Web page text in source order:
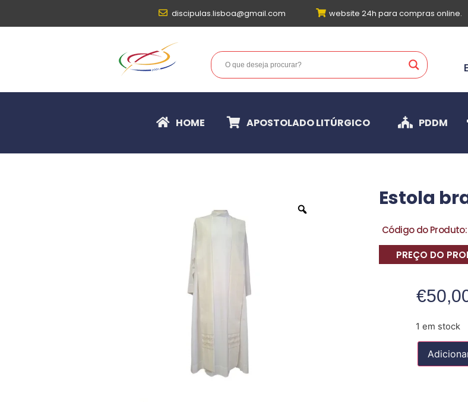
discipulas.lisboa@gmail.com website 24h para compras online.
HOME APOSTOLADO LITÚRGICO PDDM
Estola
Código do Produto:
PREÇO DO
€
1 em stock